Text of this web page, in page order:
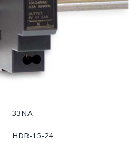
33NA
HDR-15-24